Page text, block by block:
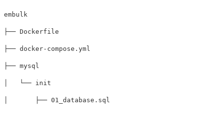
embulk
├── Dockerfile
├── docker-compose.yml
├── mysql
│   └── init
│       ├── 01_database.sql